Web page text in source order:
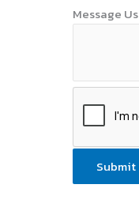
Message Us
Submit